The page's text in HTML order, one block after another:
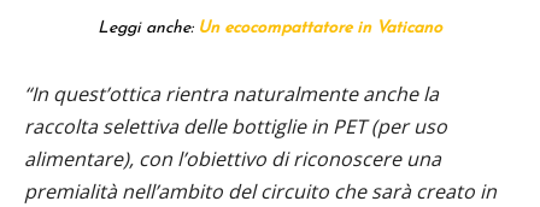
Leggi anche: Un ecocompattatore in Vaticano
“In quest’ottica rientra naturalmente anche la
raccolta selettiva delle bottiglie in PET (per uso
alimentare), con l’obiettivo di riconoscere una
premialità nell’ambito del circuito che sarà creato in